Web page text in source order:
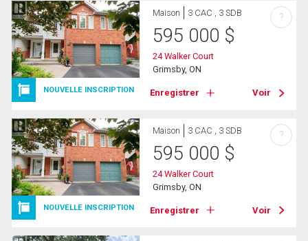
NOUVELLE INSCRIPTION
Maison 3 CAC , 3 SDB
595 000 $
24 Walker Court
Grimsby, ON
Enregistrer Voir
?
NOUVELLE INSCRIPTION
Maison 3 CAC , 3 SDB
595 000 $
24 Walker Court
Grimsby, ON
Enregistrer Voir
?